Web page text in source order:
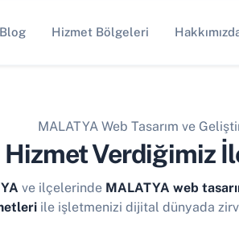
Blog Hizmet Bölgeleri
MALATYA Web Tasarım ve
Hizmet Verdiğimiz
ve ilçelerinde MALATYA web
ile işletmenizi dijital dünyada